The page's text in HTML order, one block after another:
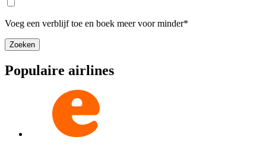
Voeg een verblijf toe en boek meer voor minder*
Zoeken
Populaire airlines